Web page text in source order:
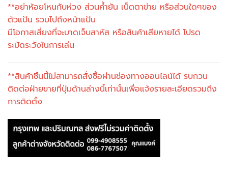
**อย่าห้อยโหนกับห่วง ส่วนค้ำยัน เน็ตตาข่าย หรือส่วนใดๆของ
ตัวแป้น รวมไปถึงหน้าแป้น
มีโอกาสเสี่ยงที่จะบาดเจ็บสาหัส หรือสินค้าเสียหายได้ โปรด
ระมัดระวังในการเล่น
**สินค้าชิ้นนี้ไม่สามารถสั่งซื้อผ่านช่องทางออนไลน์ได้ รบกวน
ติดต่อฝ่ายขายที่ปุ่มด้านล่างนี้เท่านั้นเพื่อแจ้งรายละเอียดรวมถึง
การติดตั้ง